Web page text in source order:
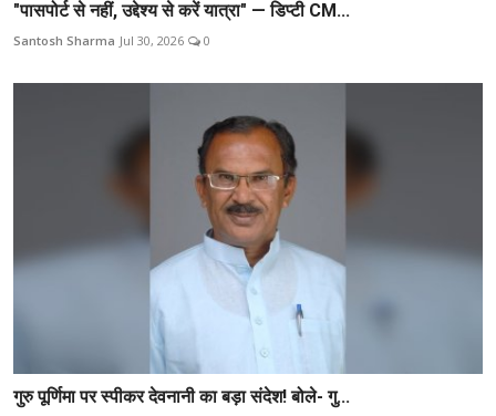
"पासपोर्ट से नहीं, उद्देश्य से करें यात्रा" — डिप्टी CM...
Santosh Sharma Jul 30, 2026 0
गुरु पूर्णिमा पर स्पीकर देवनानी का बड़ा संदेश! बोले- गु...